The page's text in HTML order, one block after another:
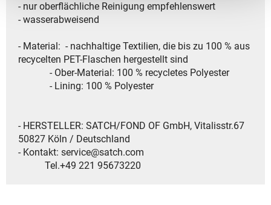
- nur oberflächliche Reinigung empfehlenswert
- wasserabweisend
- Material: - nachhaltige Textilien, die bis zu 100 % aus
recycelten PET-Flaschen hergestellt sind
- Ober-Material: 100 % recycletes Polyester
- Lining: 100 % Polyester
- HERSTELLER: SATCH/FOND OF GmbH, Vitalisstr.67
50827 Köln / Deutschland
- Kontakt: service@satch.com
Tel.+49 221 95673220